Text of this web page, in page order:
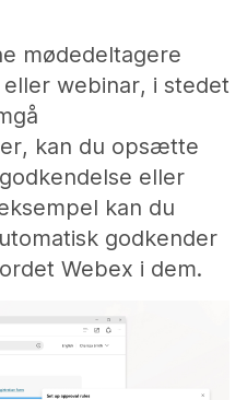
mødedeltagere
webinar, i stedet
kan du opsætte
eller
kan du
godkender
Webex i dem.